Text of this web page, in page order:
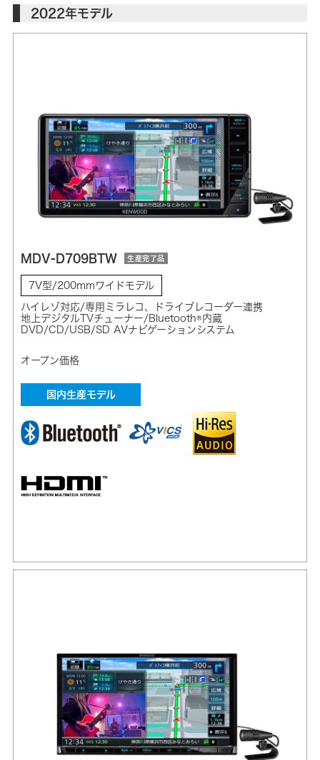
2022年モデル
MDV-D709BTW 生産完了品
7V型/200mmワイドモデル
ハイレゾ対応/専用ミラレコ、ドライブレコーダー連携
地上デジタルTVチューナー/Bluetooth®内蔵
DVD/CD/USB/SD AVナビゲーションシステム
オープン価格
国内生産モデル